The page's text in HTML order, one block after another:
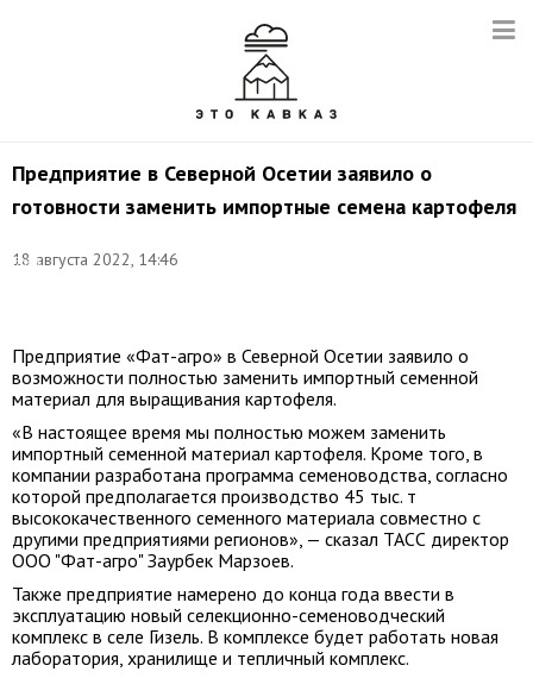
Предприятие в Северной Осетии заявило о
готовности заменить импортные семена картофеля
18 августа 2022, 14:46
Эрик
Предприятие «Фат-агро» в Северной Осетии заявило о
возможности полностью заменить импортный семенной
материал для выращивания картофеля.
«В настоящее время мы полностью можем заменить
импортный семенной материал картофеля. Кроме того, в
компании разработана программа семеноводства, согласно
которой предполагается производство 45 тыс. т
высококачественного семенного материала совместно с
другими предприятиями регионов», — сказал ТАСС директор
ООО "Фат-агро" Заурбек Марзоев.
Также предприятие намерено до конца года ввести в
эксплуатацию новый селекционно-семеноводческий
комплекс в селе Гизель. В комплексе будет работать новая
лаборатория, хранилище и тепличный комплекс.